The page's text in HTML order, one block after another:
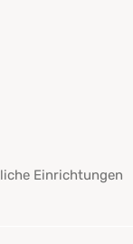
Einrichtungen